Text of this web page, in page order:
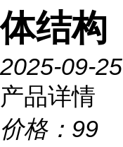
体结构
2025-09-25
产品详情
价格： 99